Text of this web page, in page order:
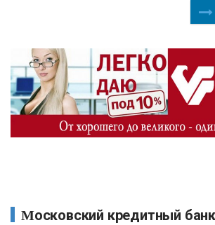
Московский кредитный банк развивает